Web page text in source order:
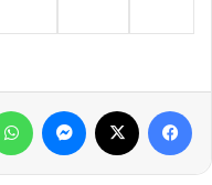
فيسبوك ماسنجر